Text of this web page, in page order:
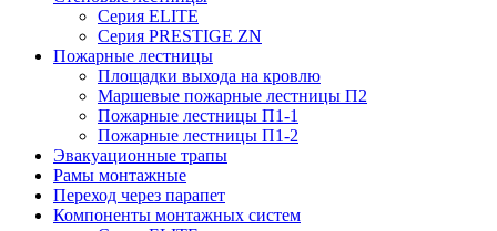
Серия ELITE
Серия PRESTIGE ZN
Пожарные лестницы
Площадки выхода на кровлю
Маршевые пожарные лестницы П2
Пожарные лестницы П1-1
Пожарные лестницы П1-2
Эвакуационные трапы
Рамы монтажные
Переход через парапет
Компоненты монтажных систем